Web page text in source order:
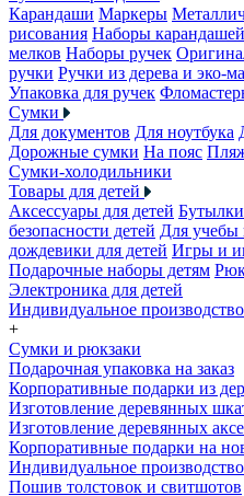
Карандаши Маркеры
рисования Наборы карандашей
мелков Наборы ручек
ручки Ручки из дерева и эко-
Упаковка для ручек
Сумки
Для документов Для ноутбука
Дорожные сумки На пояс
Сумки-холодильники
Товары для детей
Аксессуары для детей
безопасности детей Для учебы
дождевики для детей Игры и
Подарочные наборы детям
Электроника для детей
Индивидуальное производство
+
Сумки и рюкзаки
Подарочная упаковка на заказ
Корпоративные подарки из
Изготовление деревянных
Изготовление деревянных
Корпоративные подарки на
Индивидуальное
Пошив толстовок и свитшотов